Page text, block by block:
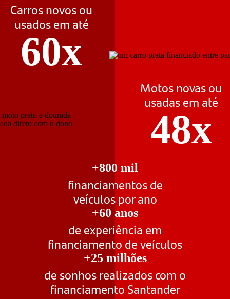
Carros novos ou
usados em até
60x
Motos novas ou
usadas em até
48x
+800 mil
financiamentos de
veículos por ano
+60 anos
de experiência em
financiamento de veículos
+25 milhões
de sonhos realizados com o
financiamento Santander